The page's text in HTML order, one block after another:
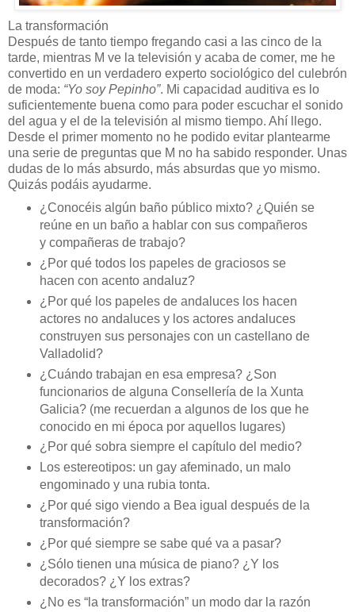
La transformación
Después de tanto tiempo fregando casi a las cinco de la
tarde, mientras M ve la televisión y acaba de comer, me he
convertido en un verdadero experto sociológico del culebrón
de moda: “Yo soy Pepinho”. Mi capacidad auditiva es lo
suficientemente buena como para poder escuchar el sonido
del agua y el de la televisión al mismo tiempo. Ahí llego.
Desde el primer momento no he podido evitar plantearme
una serie de preguntas que M no ha sabido responder. Unas
dudas de lo más absurdo, más absurdas que yo mismo.
Quizás podáis ayudarme.
¿Conocéis algún baño público mixto? ¿Quién se
reúne en un baño a hablar con sus compañeros
y compañeras de trabajo?
¿Por qué todos los papeles de graciosos se
hacen con acento andaluz?
¿Por qué los papeles de andaluces los hacen
actores no andaluces y los actores andaluces
construyen sus personajes con un castellano de
Valladolid?
¿Cuándo trabajan en esa empresa? ¿Son
funcionarios de alguna Consellería de la Xunta
Galicia? (me recuerdan a algunos de los que he
conocido en mi época por aquellos lugares)
¿Por qué sobra siempre el capítulo del medio?
Los estereotipos: un gay afeminado, un malo
engominado y una rubia tonta.
¿Por qué sigo viendo a Bea igual después de la
transformación?
¿Por qué siempre se sabe qué va a pasar?
¿Sólo tienen una música de piano? ¿Y los
decorados? ¿Y los extras?
¿No es “la transformación” un modo dar la razón